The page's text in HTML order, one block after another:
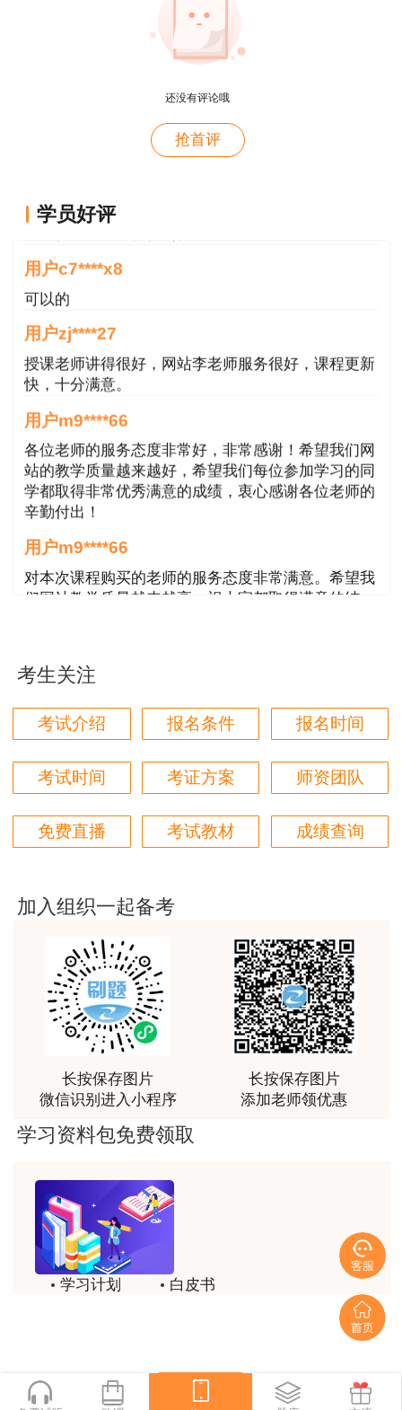
二、 申领安全生产许可证应当具备的条件
的安全生产规章制度和操作规程；
（2）保证本单位安全生产条件所需资金的投
（3）设置安全生产管理机构，按照国家有关
规定配备专职安全生产管理人员；
（4）主要负责人、项目负责人、专职安全生
合格；
（5）特种作业人员经有关业务主管部门考核
合格，取得特种作业操作资格证书；
（6）管理人员和作业人员每年至少进行一次
安全生产教育培训并考核合格；
（7）依法参加工伤保险，依法为施工现场从
事危险作业的人员办理意外伤害保险，为从业人员
交纳保险费；
关安全生产法律、法规、标准和规程的要求；
（9）有职业危害防治措施，并为作业人员配
备符合国家标准或者行业标准的安全防护用具和安
全防护服装；
（10）有对危险性较大的分部分项工程及施
工现场易发生重大事故的部位、环节的预防、监控
（11）有生产安全事故应急救援预案、应急
救援组织或者应急救援人员，配备必要的应急救援
器材、设备；
（12）法律、法规规定的其他条件。
一建考前冲刺抢分大作战，一站过一建！参与
打卡活动，赢取学习好礼！
扫描进入小程序参与打卡，冲刺一建
还没有评论哦
抢首评
学员好评
老师讲的深入浅出，风趣幽默。编的记忆口诀也很助
用户g****jk
用户c7****x8
可以的
用户zj****27
授课老师讲得很好，网站李老师服务很好，课程更新
快，十分满意。
用户m9****66
各位老师的服务态度非常好，非常感谢！希望我们网
站的教学质量越来越好，希望我们每位参加学习的同
学都取得非常优秀满意的成绩，衷心感谢各位老师的
辛勤付出！
用户m9****66
对本次课程购买的老师的服务态度非常满意。希望我
们网站教学质量越来越高。祝大家都取得满意的结
3位老师，讲的都非常的好，
用户m5****66
用户m9****88
建设工程教育网很给力，课程逻辑清晰，老师讲解通
俗易懂，重点突出，模拟题质量高，押题卷压中的知
荐[强][强]
感谢教育网的多年支持与培养。
用户m9****66
老师讲课认真负责，要点突出；我考试通过了。
老师讲课认真负责，要点突出；我考试通过了。
用户ch****15
用户s****02
喜欢达老师的讲课
用户s****02
讲的不错~
用户s****02
考生关注
考试介绍 报名条件 报名时间
考试时间 考证方案 师资团队
免费直播 考试教材 成绩查询
加入组织一起备考
长按保存图片
微信识别进入小程序
长按保存图片
添加老师领优惠
学习资料包免费领取
学习计划
白皮书